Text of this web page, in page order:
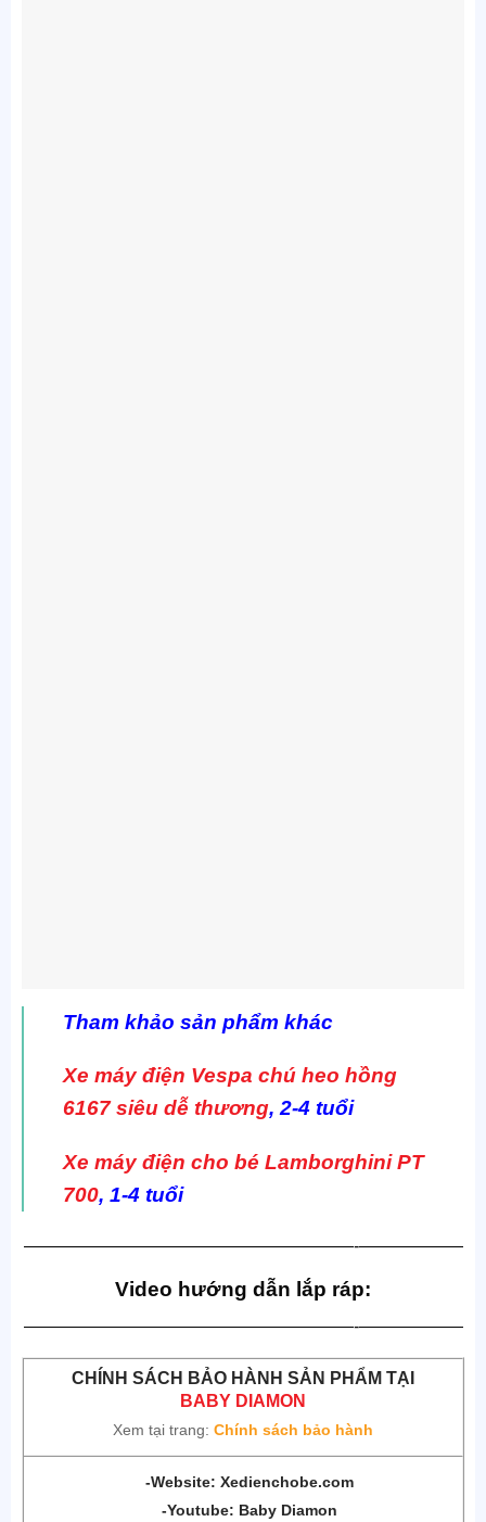
Tham khảo sản phẩm khác
Xe máy điện Vespa chú heo hồng
6167 siêu dễ thương, 2-4 tuổi
Xe máy điện cho bé Lamborghini PT
700, 1-4 tuổi
———————————————————-——————
Video hướng dẫn lắp ráp:
———————————————————-——————
CHÍNH SÁCH BẢO HÀNH SẢN PHẨM TẠI
BABY DIAMON
Xem tại trang: Chính sách bảo hành
-Website: Xedienchobe.com
-Youtube: Baby Diamon